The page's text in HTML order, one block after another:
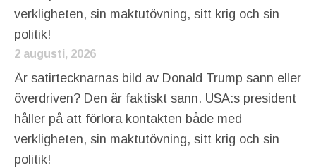
verkligheten, sin maktutövning, sitt krig och sin
politik!
2 augusti, 2026
Är satirtecknarnas bild av Donald Trump sann eller
överdriven? Den är faktiskt sann. USA:s president
håller på att förlora kontakten både med
verkligheten, sin maktutövning, sitt krig och sin
politik!